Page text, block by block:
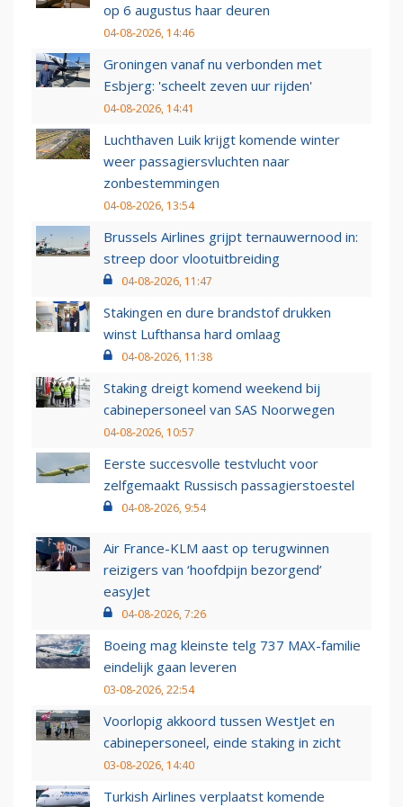
op 6 augustus haar deuren
04-08-2026, 14:46
Groningen vanaf nu verbonden met
Esbjerg: 'scheelt zeven uur rijden'
04-08-2026, 14:41
Luchthaven Luik krijgt komende winter
weer passagiersvluchten naar
zonbestemmingen
04-08-2026, 13:54
Brussels Airlines grijpt ternauwernood in:
streep door vlootuitbreiding
04-08-2026, 11:47
Stakingen en dure brandstof drukken
winst Lufthansa hard omlaag
04-08-2026, 11:38
Staking dreigt komend weekend bij
cabinepersoneel van SAS Noorwegen
04-08-2026, 10:57
Eerste succesvolle testvlucht voor
zelfgemaakt Russisch passagierstoestel
04-08-2026, 9:54
Air France-KLM aast op terugwinnen
reizigers van ‘hoofdpijn bezorgend’
easyJet
04-08-2026, 7:26
Boeing mag kleinste telg 737 MAX-familie
eindelijk gaan leveren
03-08-2026, 22:54
Voorlopig akkoord tussen WestJet en
cabinepersoneel, einde staking in zicht
03-08-2026, 14:40
Turkish Airlines verplaatst komende